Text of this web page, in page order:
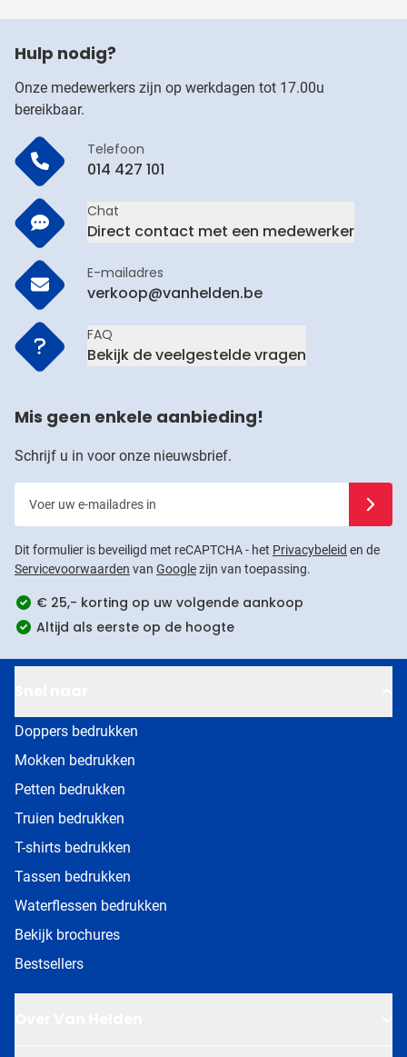
Hulp nodig?
Onze medewerkers zijn op werkdagen tot 17.00u
bereikbaar.
Telefoon
014 427 101
Chat
Direct contact met een medewerker
E-mailadres
verkoop@vanhelden.be
FAQ
Bekijk de veelgestelde vragen
Mis geen enkele aanbieding!
Schrijf u in voor onze nieuwsbrief.
Dit formulier is beveiligd met reCAPTCHA - het Privacybeleid en de
Servicevoorwaarden van Googlezijn van toepassing.
€ 25,- korting op uw volgende aankoop
Altijd als eerste op de hoogte
Doppers bedrukken
Mokken bedrukken
Petten bedrukken
Truien bedrukken
T-shirts bedrukken
Tassen bedrukken
Waterflessen bedrukken
Bekijk brochures
Bestsellers